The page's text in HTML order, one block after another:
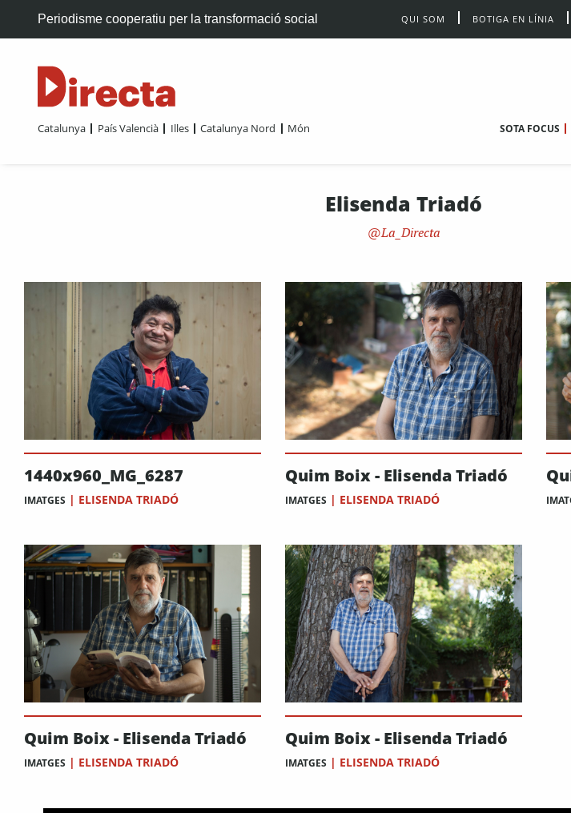
Periodisme cooperatiu per la transformació social QUI SOM BOTIGA EN LÍNIA
Catalunya País Valencià Illes Catalunya Nord Món SOTA FOCUS
Elisenda Triadó
La_Directa
1440x960_MG_6287
IMATGES | ELISENDA TRIADÓ
Quim Boix - Elisenda Triadó
IMATGES | ELISENDA TRIADÓ
Quim Boix - Elisenda Triadó
IMATGES | ELISENDA TRIADÓ
Quim Boix - Elisenda Triadó
IMATGES | ELISENDA TRIADÓ